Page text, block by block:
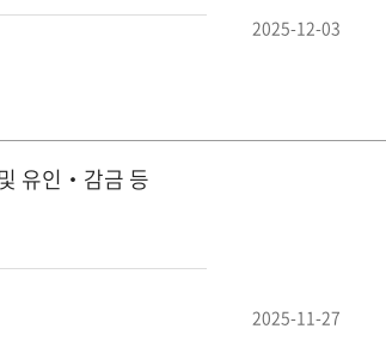
2025-12-03
유인‧감금 등
2025-11-27